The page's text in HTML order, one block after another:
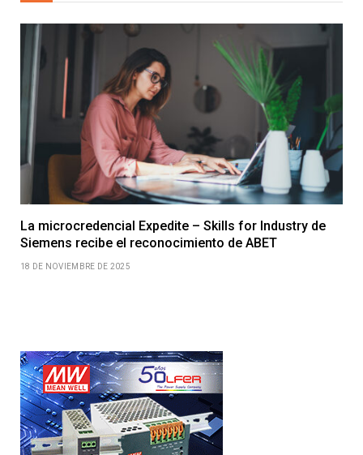
La microcredencial Expedite – Skills for Industry de
Siemens recibe el reconocimiento de ABET
18 DE NOVIEMBRE DE 2025